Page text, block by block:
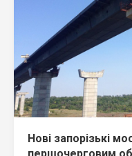
Нові запорізькі